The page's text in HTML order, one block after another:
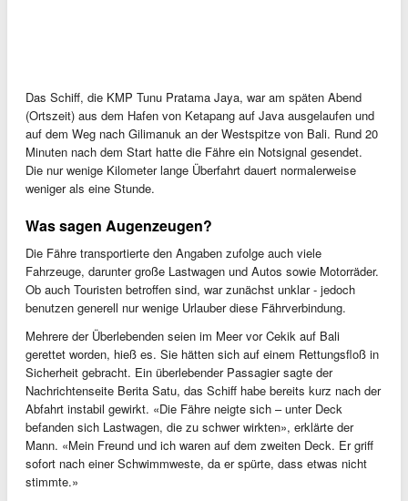
Das Schiff, die KMP Tunu Pratama Jaya, war am späten Abend
(Ortszeit) aus dem Hafen von Ketapang auf Java ausgelaufen und
auf dem Weg nach Gilimanuk an der Westspitze von Bali. Rund 20
Minuten nach dem Start hatte die Fähre ein Notsignal gesendet.
Die nur wenige Kilometer lange Überfahrt dauert normalerweise
weniger als eine Stunde.
Was sagen Augenzeugen?
Die Fähre transportierte den Angaben zufolge auch viele
Fahrzeuge, darunter große Lastwagen und Autos sowie Motorräder.
Ob auch Touristen betroffen sind, war zunächst unklar - jedoch
benutzen generell nur wenige Urlauber diese Fährverbindung.
Mehrere der Überlebenden seien im Meer vor Cekik auf Bali
gerettet worden, hieß es. Sie hätten sich auf einem Rettungsfloß in
Sicherheit gebracht. Ein überlebender Passagier sagte der
Nachrichtenseite Berita Satu, das Schiff habe bereits kurz nach der
Abfahrt instabil gewirkt. «Die Fähre neigte sich – unter Deck
befanden sich Lastwagen, die zu schwer wirkten», erklärte der
Mann. «Mein Freund und ich waren auf dem zweiten Deck. Er griff
sofort nach einer Schwimmweste, da er spürte, dass etwas nicht
stimmte.»